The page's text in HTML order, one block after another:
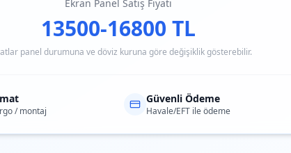
Ekran Panel Satış Fiyatı
13500-16800 TL
panel durumuna ve döviz kuruna göre değişiklik gösterebilir.
/ montaj
Güvenli Ödeme
Havale/EFT ile ödeme